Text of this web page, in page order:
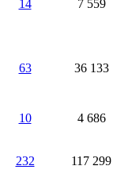
14 7 559
63 36 133
10 4 686
232 117 299